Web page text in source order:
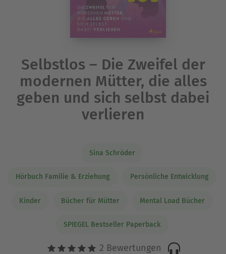
Selbstlos – Die Zweifel der
modernen Mütter, die alles
geben und sich selbst dabei
verlieren
Sina Schröder
Hörbuch Familie & Erziehung Persönliche Entwicklung
Kinder Bücher für Mütter Mental Load Bücher
SPIEGEL Bestseller Paperback
2 Bewertungen